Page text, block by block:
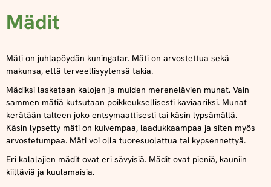
Mädit
Mäti on juhlapöydän kuningatar. Mäti on arvostettua sekä
makunsa, että terveellisyytensä takia.
Mädiksi lasketaan kalojen ja muiden merenelävien munat. Vain
sammen mätiä kutsutaan poikkeuksellisesti kaviaariksi. Munat
kerätään talteen joko entsymaattisesti tai käsin lypsämällä.
Käsin lypsetty mäti on kuivempaa, laadukkaampaa ja siten myös
arvostetumpaa. Mäti voi olla tuoresuolattua tai kypsennettyä.
Eri kalalajien mädit ovat eri sävyisiä. Mädit ovat pieniä, kauniin
kiiltäviä ja kuulamaisia.